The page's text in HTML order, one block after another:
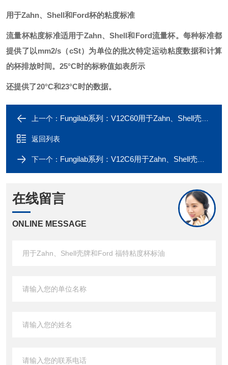
用于Zahn、Shell和Ford杯的粘度标准
流量杯粘度标准适用于Zahn、Shell和Ford流量杯。每种标准都
提供了以mm2/s（cSt）为单位的批次特定运动粘度数据和计算
的杯排放时间。25°C时的标称值如表所示
还提供了20°C和23°C时的数据。
上一个： Fungilab系列：V12C60用于Zahn、Shell壳牌和Ford 福特粘度杯标油
返回列表
下一个： Fungilab系列：V12C6用于Zahn、Shell壳牌和Ford 福特粘度杯标油
在线留言
ONLINE MESSAGE